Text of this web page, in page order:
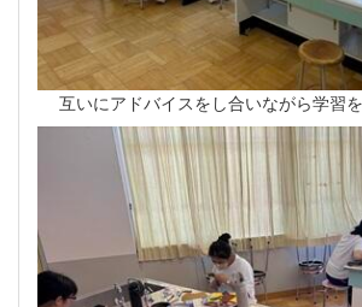
互いにアドバイスをし合いながら学習